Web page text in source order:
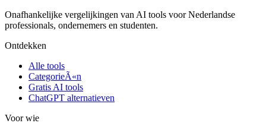
Onafhankelijke vergelijkingen van AI tools voor Nederlandse
professionals, ondernemers en studenten.
Ontdekken
Alle tools
CategorieÃ«n
Gratis AI tools
ChatGPT alternatieven
Voor wie